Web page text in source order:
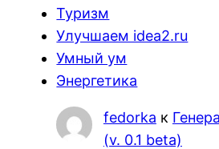
Туризм
Улучшаем idea2.ru
Умный ум
Энергетика
fedorka к
(v. 0.1 beta)